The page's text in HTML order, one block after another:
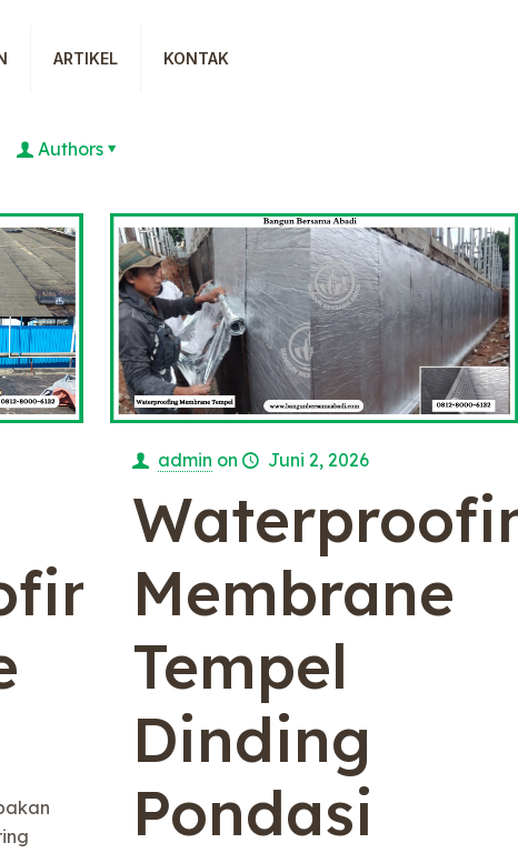
ARTIKEL KONTAK
Authors
admin on Juni 2, 2026
Membrane
Tempel
Dinding
Pondasi